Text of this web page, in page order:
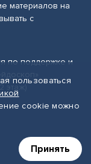
материалов на
с
по поддержке и
пользоваться
cookie можно
Принять